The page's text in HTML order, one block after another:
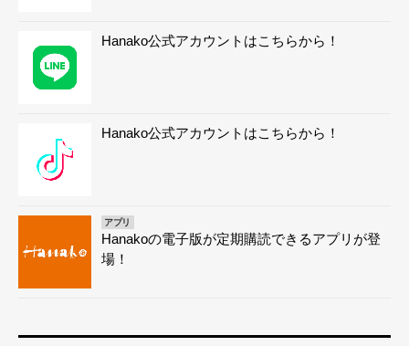
Hanako公式アカウントはこちらから！
Hanako公式アカウントはこちらから！
アプリ
Hanakoの電子版が定期購読できるアプリが登
場！